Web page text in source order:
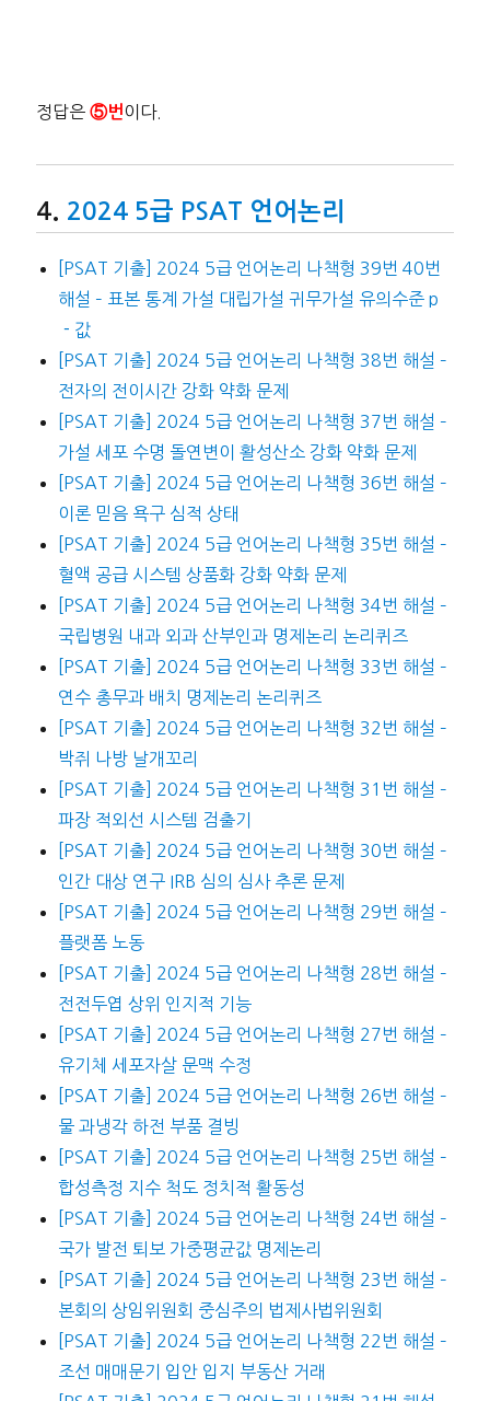
정답은⑤번 이다.
2024 5급 PSAT 언어논리
[PSAT 기출] 2024 5급 언어논리 나책형 39번 40번
해설 – 표본 통계 가설 대립가설 귀무가설 유의수준 p
－값
[PSAT 기출] 2024 5급 언어논리 나책형 38번 해설 –
전자의 전이시간 강화 약화 문제
[PSAT 기출] 2024 5급 언어논리 나책형 37번 해설 –
가설 세포 수명 돌연변이 활성산소 강화 약화 문제
[PSAT 기출] 2024 5급 언어논리 나책형 36번 해설 –
이론 믿음 욕구 심적 상태
[PSAT 기출] 2024 5급 언어논리 나책형 35번 해설 –
혈액 공급 시스템 상품화 강화 약화 문제
[PSAT 기출] 2024 5급 언어논리 나책형 34번 해설 –
국립병원 내과 외과 산부인과 명제논리 논리퀴즈
[PSAT 기출] 2024 5급 언어논리 나책형 33번 해설 –
연수 총무과 배치 명제논리 논리퀴즈
[PSAT 기출] 2024 5급 언어논리 나책형 32번 해설 –
박쥐 나방 날개꼬리
[PSAT 기출] 2024 5급 언어논리 나책형 31번 해설 –
파장 적외선 시스템 검출기
[PSAT 기출] 2024 5급 언어논리 나책형 30번 해설 –
인간 대상 연구 IRB 심의 심사 추론 문제
[PSAT 기출] 2024 5급 언어논리 나책형 29번 해설 –
플랫폼 노동
[PSAT 기출] 2024 5급 언어논리 나책형 28번 해설 –
전전두엽 상위 인지적 기능
[PSAT 기출] 2024 5급 언어논리 나책형 27번 해설 –
유기체 세포자살 문맥 수정
[PSAT 기출] 2024 5급 언어논리 나책형 26번 해설 –
물 과냉각 하전 부품 결빙
[PSAT 기출] 2024 5급 언어논리 나책형 25번 해설 –
합성측정 지수 척도 정치적 활동성
[PSAT 기출] 2024 5급 언어논리 나책형 24번 해설 –
국가 발전 퇴보 가중평균값 명제논리
[PSAT 기출] 2024 5급 언어논리 나책형 23번 해설 –
본회의 상임위원회 중심주의 법제사법위원회
[PSAT 기출] 2024 5급 언어논리 나책형 22번 해설 –
조선 매매문기 입안 입지 부동산 거래